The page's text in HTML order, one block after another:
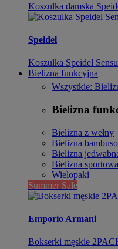
Koszulka damska
Speidel
Koszulka Speidel
Bielizna funkcyjna
Wszystkie:
Bielizna
Bielizna z wełny
Bielizna
Bielizna
Bielizna sportowa
Wielopaki
Summer Sale
Emporio Armani
Bokserki męskie